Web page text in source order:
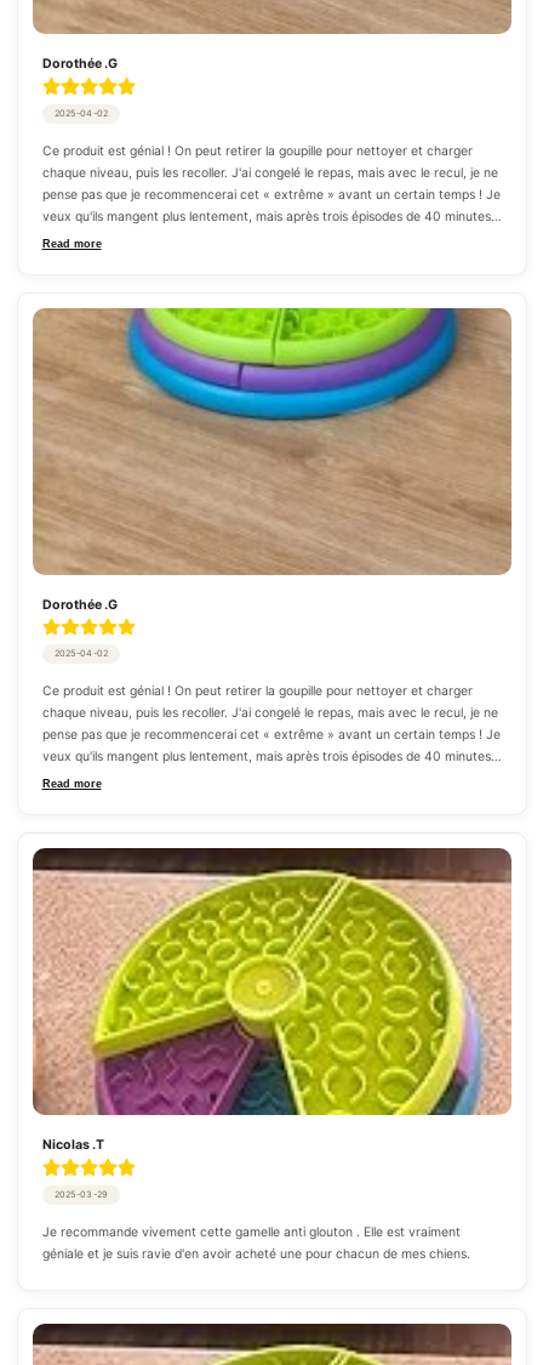
Dorothée .G
2025-04-02
Ce produit est génial ! On peut retirer la goupille pour nettoyer et charger
chaque niveau, puis les recoller. J'ai congelé le repas, mais avec le recul, je ne
pense pas que je recommencerai cet « extrême » avant un certain temps ! Je
veux qu'ils mangent plus lentement, mais après trois épisodes de 40 minutes
d'une série que je suis en train de regarder en boucle, j'ai peut-être conclu que
Read more
Dorothée .G
2025-04-02
Ce produit est génial ! On peut retirer la goupille pour nettoyer et charger
chaque niveau, puis les recoller. J'ai congelé le repas, mais avec le recul, je ne
pense pas que je recommencerai cet « extrême » avant un certain temps ! Je
veux qu'ils mangent plus lentement, mais après trois épisodes de 40 minutes
d'une série que je suis en train de regarder en boucle, j'ai peut-être conclu que
Read more
Nicolas .T
2025-03-29
Je recommande vivement cette gamelle anti glouton . Elle est vraiment
géniale et je suis ravie d'en avoir acheté une pour chacun de mes chiens.